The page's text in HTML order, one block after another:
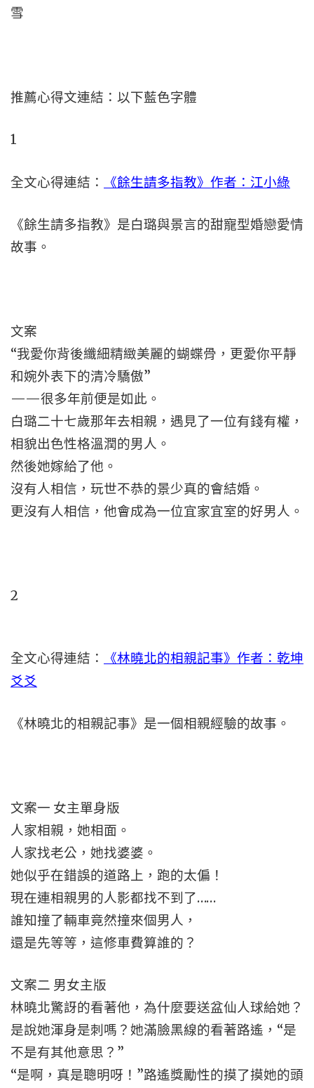
雪
推薦心得文連結：以下藍色字體
1
全文心得連結： 《餘生請多指教》作者：江小綠
《餘生請多指教》是白璐與景言的甜寵型婚戀愛情
故事。
文案
“我愛你背後纖細精緻美麗的蝴蝶骨，更愛你平靜
和婉外表下的清冷驕傲”
——很多年前便是如此。
白璐二十七歲那年去相親，遇見了一位有錢有權，
相貌出色性格溫潤的男人。
然後她嫁給了他。
沒有人相信，玩世不恭的景少真的會結婚。
更沒有人相信，他會成為一位宜家宜室的好男人。
2
全文心得連結：
《林曉北的相親記事》作者：乾坤
爻爻
《林曉北的相親記事》是一個相親經驗的故事。
文案一 女主單身版
人家相親，她相面。
人家找老公，她找婆婆。
她似乎在錯誤的道路上，跑的太偏！
現在連相親男的人影都找不到了……
誰知撞了輛車竟然撞來個男人，
還是先等等，這修車費算誰的？
文案二 男女主版
林曉北驚訝的看著他，為什麼要送盆仙人球給她？
是說她渾身是刺嗎？她滿臉黑線的看著路遙，“是
不是有其他意思？”
“是啊，真是聰明呀！”路遙獎勵性的摸了摸她的頭